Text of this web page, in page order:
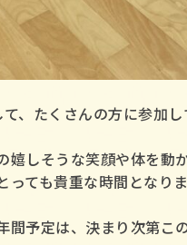
、たくさんの方に参加し
嬉しそうな笑顔や体を動
っても貴重な時間となり
間予定は、決まり次第こ